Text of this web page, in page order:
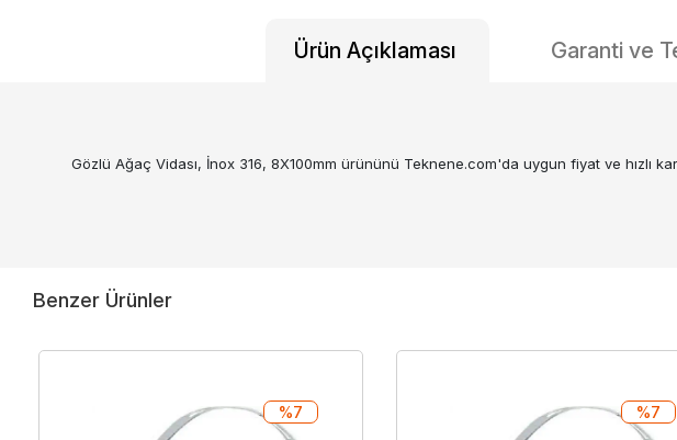
Ürün Açıklaması Garanti ve
Gözlü Ağaç Vidası, İnox 316, 8X100mm ürününü Teknene.com'da uygun fiyat ve hızlı
Benzer Ürünler
%7 %7